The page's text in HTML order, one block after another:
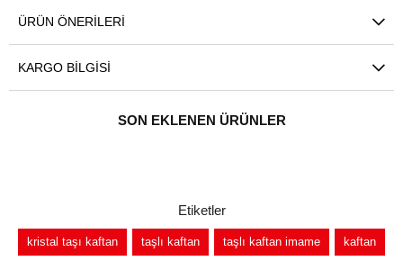
ÜRÜN ÖNERILERI
KARGO BILGISI
SON EKLENEN ÜRÜNLER
Etiketler
kristal taşı kaftan taşlı kaftan taşlı kaftan imame kaftan